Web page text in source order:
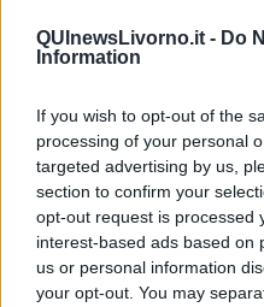
QUInewsLivorno.it - Do
Information
If you wish to opt-out of the
processing of your personal
targeted advertising by us,
section to confirm your
opt-out request is processed
interest-based ads based on
us or personal information
your opt-out. You may
Erdogan continua a sfidare
Libano, collasso economico e
L'AUKUS e il Quad
Biden, primo presidente USA
Papa Bergoglio vedrà Viktor
Bennet, un giorno in attesa
Il ritorno dei talebani
​La lenta agonia del Libano
Sudafrica, è allarme alimentare
Usa di nuovo al centro della
L’appuntamento di Israele